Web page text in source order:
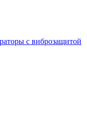
с виброзащитой